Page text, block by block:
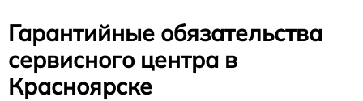
Гарантийные обязательства
сервисного центра в
Красноярске